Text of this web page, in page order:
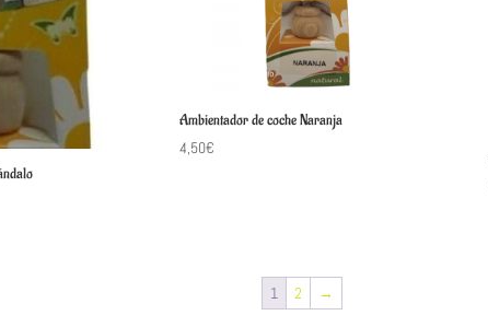
Ambientador de coche Naranja
4,50€
1 2 →